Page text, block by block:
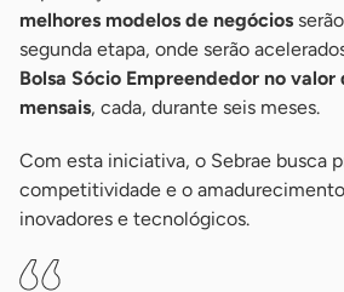
melhores modelos de negócios
segunda etapa, onde serão
Bolsa Sócio Empreendedor no valor
mensais, cada, durante seis meses.
Com esta iniciativa, o Sebrae busca
competitividade e o
inovadores e tecnológicos.